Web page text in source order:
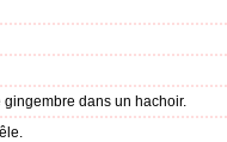
dans un hachoir.